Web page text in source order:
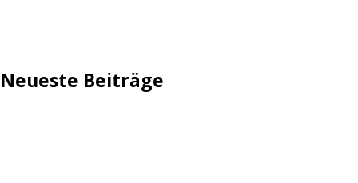
Neueste Beiträge